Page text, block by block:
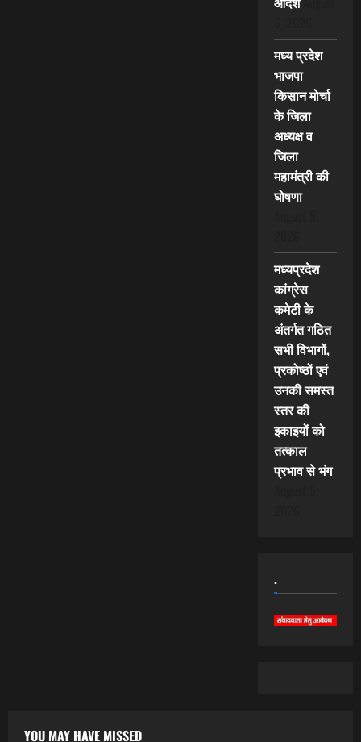
मध्य प्रदेश
भाजपा
किसान मोर्चा
के जिला
अध्यक्ष व
जिला
महामंत्री की
घोषणा
मध्यप्रदेश
कांग्रेस
कमेटी के
अंतर्गत गठित
सभी विभागों,
प्रकोष्ठों एवं
उनकी समस्त
स्तर की
इकाइयों को
तत्काल
प्रभाव से भंग
.
YOU MAY HAVE MISSED